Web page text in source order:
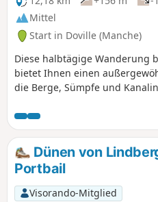
Mittel
Start in Doville (Manche)
Diese halbtägige Wanderung
bietet Ihnen einen
die Berge, Sümpfe und
mit kargen, mit Ginster
Dünen von
Portbail
Visorando-Mitglied